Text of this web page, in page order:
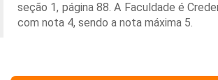
seção 1, página 88. A Faculdade é
com nota 4, sendo a nota máxima 5.